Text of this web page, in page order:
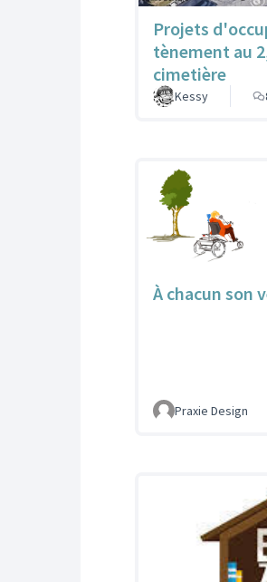
Projets
tènement au
cimetière
Kessy
À chacun son
Praxie Design